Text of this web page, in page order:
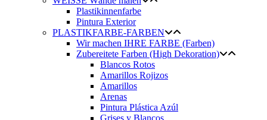
Plastikinnenfarbe
Pintura Exterior
PLASTIKFARBE-FARBEN
Wir machen IHRE FARBE (Farben)
Zubereitete Farben (High Dekoration)
Blancos Rotos
Amarillos Rojizos
Amarillos
Arenas
Pintura Plástica Azúl
Grises y Blancos